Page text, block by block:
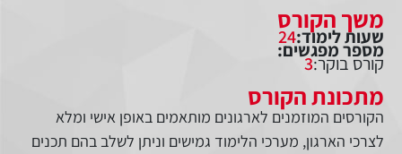
משך הקורס
שעות לימוד:24
מספר מפגשים:
קורס בוקר:3
מתכונת הקורס
הקורסים המוזמנים לארגונים מותאמים באופן אישי ומלא
לצרכי הארגון, מערכי הלימוד גמישים וניתן לשלב בהם תכנים